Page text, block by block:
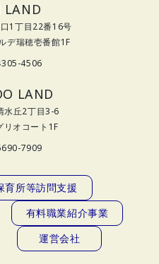
LAND
1丁目22番16号
壱番館1F
4506
LAND
水丘2丁目3-6
ート1F
7909
育所等訪問支援
有料職業紹介事業
運営会社